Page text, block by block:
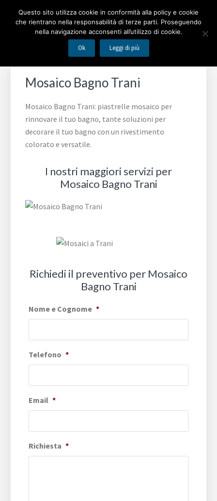
navigazione
MOSAICO BAGNO
Piastrelle mosaico per rinnovare il tuo bagno
Mosaico Bagno Trani
Mosaico Bagno Trani: piastrelle mosaico per
rinnovare il tuo bagno, tante soluzioni per
decorare il tuo bagno con un rivestimento
colorato e versatile.
I nostri maggiori servizi per
Mosaico Bagno Trani
Richiedi il preventivo per Mosaico
Bagno Trani
Nome e Cognome *
Telefono *
Email *
Richiesta *
Questo sito utilizza cookie in conformità alla policy e cookie
che rientrano nella responsabilità di terze parti. Proseguendo
nella navigazione acconsenti all’utilizzo di cookie.
Ok Leggi di più